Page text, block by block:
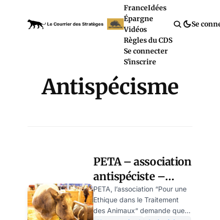
FranceIdées
Épargne
Vidéos
Règles du CDS
Se connecter
S'inscrire
Se
Antispécisme
PETA – association
antispéciste –
dénonce
l’utilisation d’un
PETA, l’association “Pour une
Ethique dans le Traitement
des Animaux“ demande que